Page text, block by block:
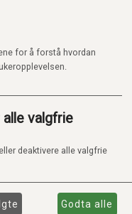
for å forstå hvordan
valgfrie
deaktivere alle valgfrie
Godta alle